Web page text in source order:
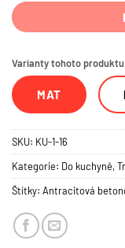
Varianty tohoto produktu
MAT
SKU: KU-1-16
Kategorie: Do kuchyně,
Štítky: Antracitová